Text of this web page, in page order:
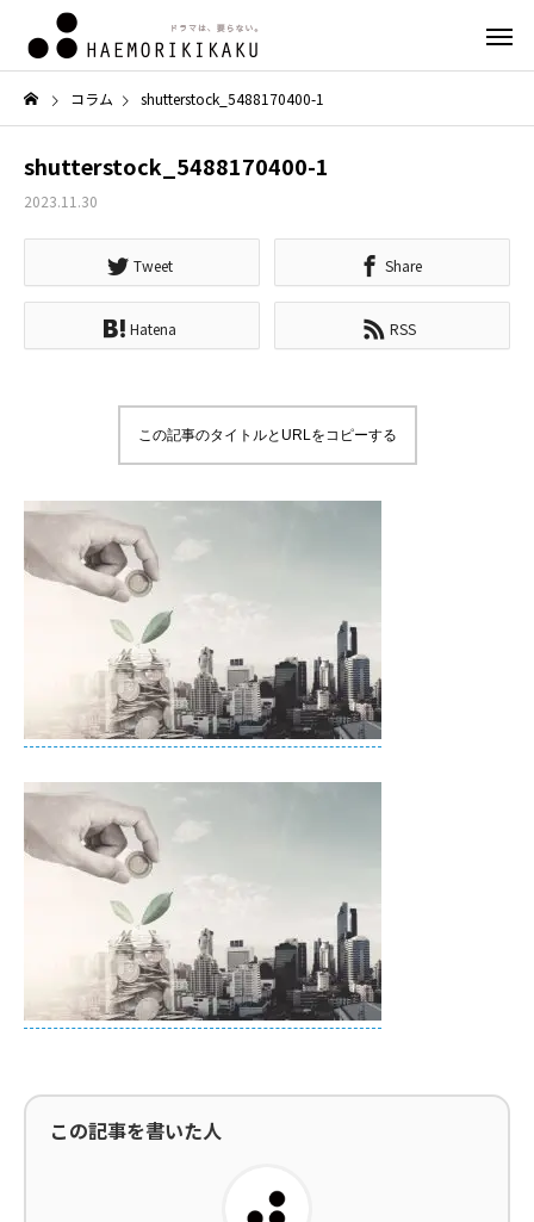
コラム shutterstock_5488170400-1
shutterstock_5488170400-1
2023.11.30
Tweet Share
Hatena RSS
この記事のタイトルとURLをコピーする
この記事を書いた人